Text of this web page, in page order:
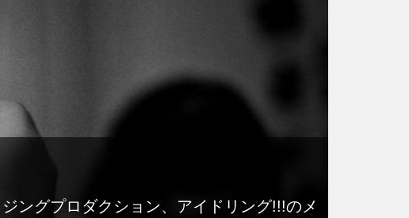
ングプロダクション、アイドリング!!!のメ